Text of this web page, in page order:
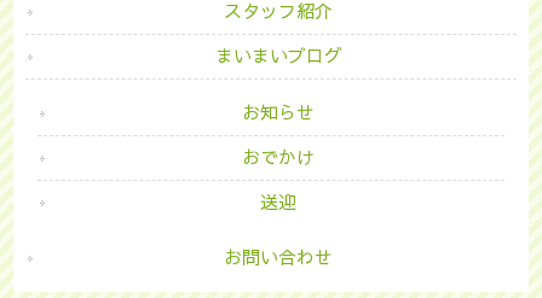
スタッフ紹介
まいまいブログ
お知らせ
おでかけ
送迎
お問い合わせ